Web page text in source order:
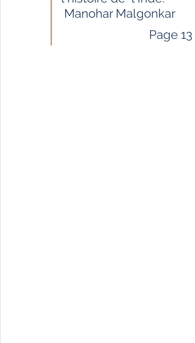
L'Inde vue par l'Occident Yoga
Manohar Malgonkar
                             Page 13